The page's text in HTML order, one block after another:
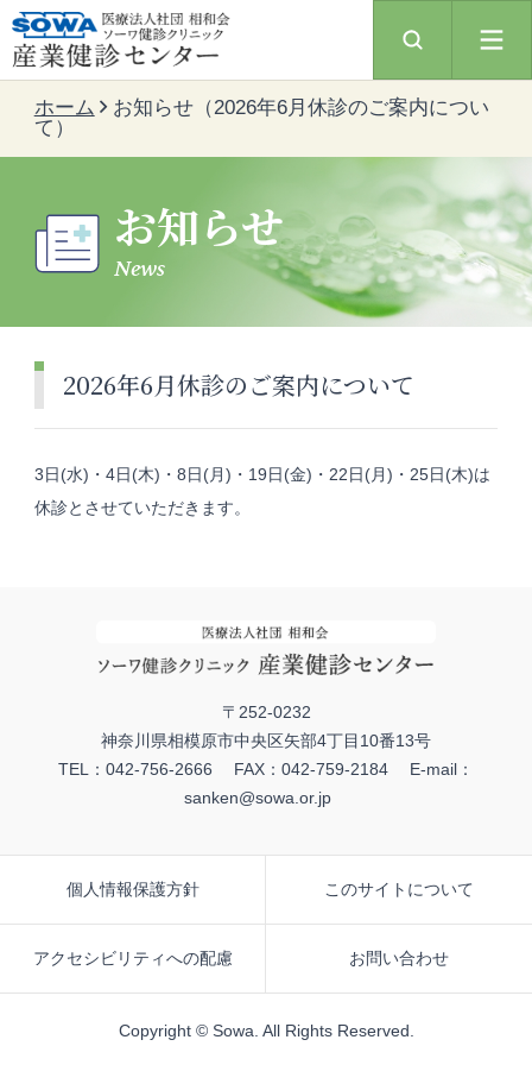
ホーム
お知らせ（2026年6月休診のご案内につい
て）
お知らせ
News
2026年6月休診のご案内について
3日(水)・4日(木)・8日(月)・19日(金)・22日(月)・25日(木)は
休診とさせていただきます。
〒252-0232
神奈川県相模原市中央区矢部4丁目10番13号
TEL：042-756-2666 FAX：042-759-2184 E-mail：
sanken@sowa.or.jp
個人情報保護方針 このサイトについて
アクセシビリティへの配慮 お問い合わせ
Copyright © Sowa. All Rights Reserved.